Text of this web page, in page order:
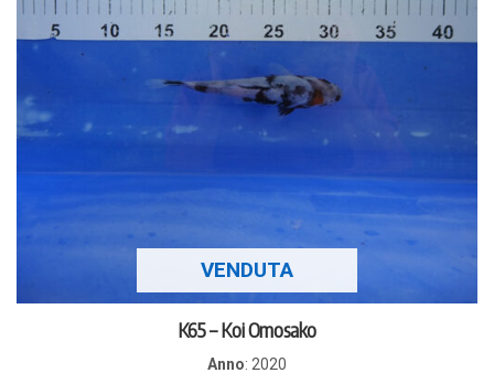
VENDUTA
K65 – Koi Omosako
Anno: 2020